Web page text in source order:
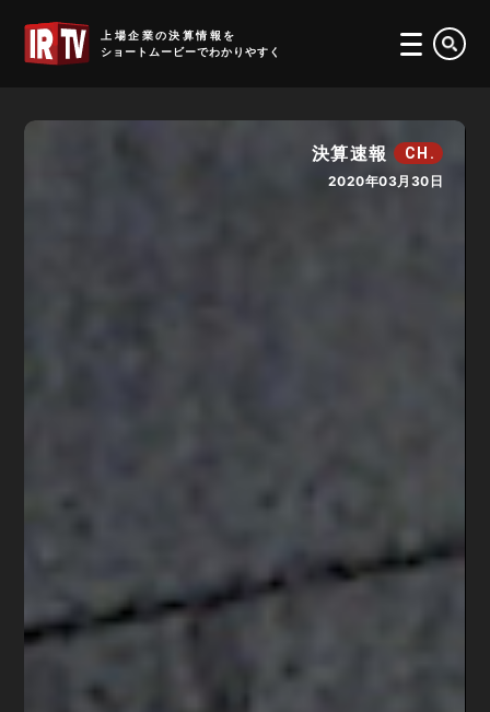
上場企業の決算情報を
ショートムービーでわかりやすく
決算速報 CH.
2020年03月30日